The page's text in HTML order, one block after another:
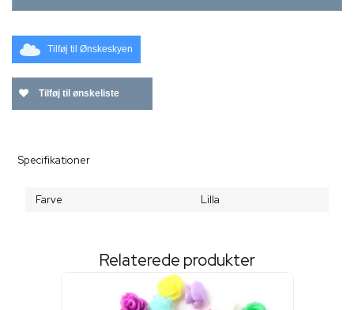
Tilføj til Ønskeskyen
Tilføj til ønskeliste
Specifikationer
Farve Lilla
Relaterede produkter